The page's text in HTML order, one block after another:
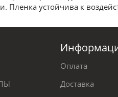
Пленка устойчива к
Оплата
Доставка